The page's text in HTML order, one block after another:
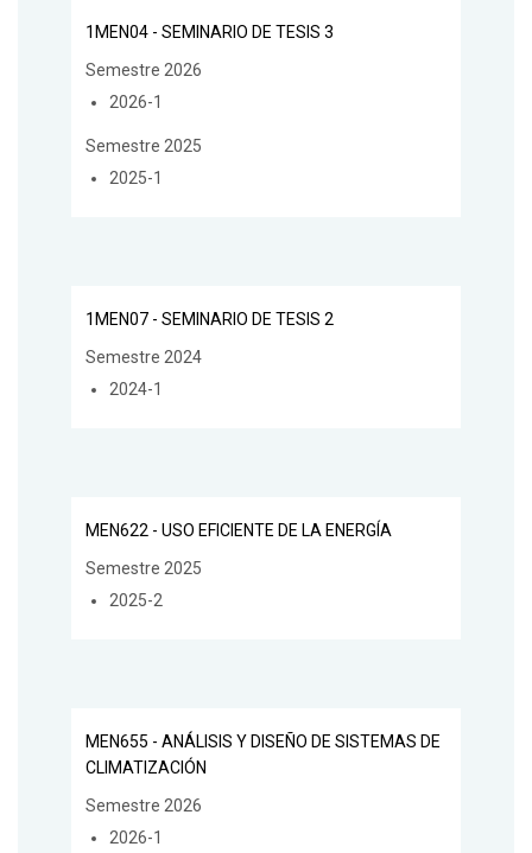
1MEN04 - SEMINARIO DE TESIS 3
Semestre 2026
2026-1
Semestre 2025
2025-1
1MEN07 - SEMINARIO DE TESIS 2
Semestre 2024
2024-1
MEN622 - USO EFICIENTE DE LA ENERGÍA
Semestre 2025
2025-2
MEN655 - ANÁLISIS Y DISEÑO DE SISTEMAS DE
CLIMATIZACIÓN
Semestre 2026
2026-1